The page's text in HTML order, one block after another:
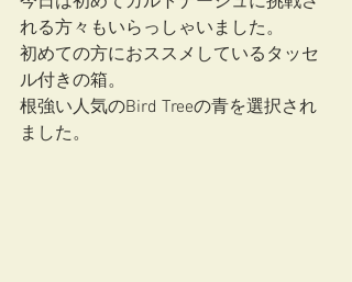
れる方々もいらっしゃいました。
初めての方におススメしているタッセ
ル付きの箱。
根強い人気のBird Treeの青を選択され
ました。